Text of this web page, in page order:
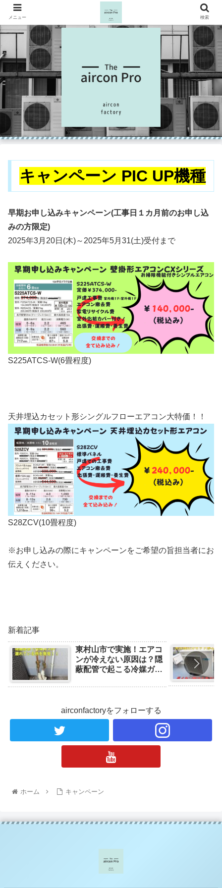
キャンペーン PIC UP機種
早期お申し込みキャンペーン(工事日１カ月前のお申し込
みの方限定)
2025年3月20日(木)～2025年5月31(土)受付まで
S225ATCS-W(6畳程度)
天井埋込カセット形シングルフローエアコン大特価！！
S28ZCV(10畳程度)
※お申し込みの際にキャンペーンをご希望の旨担当者にお
伝えください。
新着記事
東村山市で実施！エアコ
ンが冷えない原因は？隠
蔽配管で起こる冷媒ガス
airconfactoryをフォローする
ホーム キャンペーン
メニュー 検索